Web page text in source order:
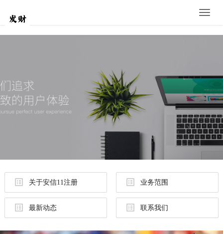
Toggle
关于安信11注册 业务范围
最新动态 联系我们